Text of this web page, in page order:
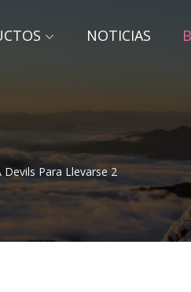
NOTICIAS
Devils Para Llevarse 2